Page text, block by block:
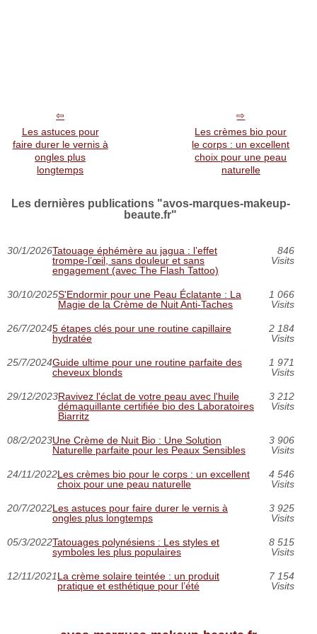
Les astuces pour
faire durer le vernis à
ongles plus
longtemps
Les crèmes bio pour
le corps : un excellent
choix pour une peau
naturelle
Les dernières publications "avos-marques-makeup-
beaute.fr"
30/1/2026Tatouage éphémère au jagua : l’effet
trompe‑l’œil, sans douleur et sans
engagement (avec The Flash Tattoo)
846
Visits
30/10/2025S'Endormir pour une Peau Éclatante : La
Magie de la Crème de Nuit Anti-Taches
1 066
Visits
26/7/20245 étapes clés pour une routine capillaire
hydratée
2 184
Visits
25/7/2024Guide ultime pour une routine parfaite des
cheveux blonds
1 971
Visits
29/12/2023Ravivez l'éclat de votre peau avec l'huile
démaquillante certifiée bio des Laboratoires
Biarritz
3 212
Visits
08/2/2023Une Crème de Nuit Bio : Une Solution
Naturelle parfaite pour les Peaux Sensibles
3 906
Visits
24/11/2022Les crèmes bio pour le corps : un excellent
choix pour une peau naturelle
4 546
Visits
20/7/2022Les astuces pour faire durer le vernis à
ongles plus longtemps
3 925
Visits
05/3/2022Tatouages polynésiens : Les styles et
symboles les plus populaires
8 515
Visits
12/11/2021La crème solaire teintée : un produit
pratique et esthétique pour l’été
7 154
Visits